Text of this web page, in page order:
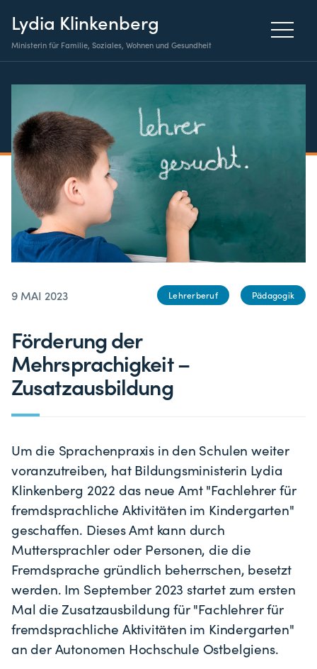
Lydia Klinkenberg
Ministerin für Familie, Soziales, Wohnen und Gesundheit
9 MAI 2023 Lehrerberuf Pädagogik
Förderung der
Mehrsprachigkeit –
Zusatzausbildung
Um die Sprachenpraxis in den Schulen weiter
voranzutreiben, hat Bildungsministerin Lydia
Klinkenberg 2022 das neue Amt "Fachlehrer für
fremdsprachliche Aktivitäten im Kindergarten"
geschaffen. Dieses Amt kann durch
Muttersprachler oder Personen, die die
Fremdsprache gründlich beherrschen, besetzt
werden. Im September 2023 startet zum ersten
Mal die Zusatzausbildung für "Fachlehrer für
fremdsprachliche Aktivitäten im Kindergarten"
an der Autonomen Hochschule Ostbelgiens.